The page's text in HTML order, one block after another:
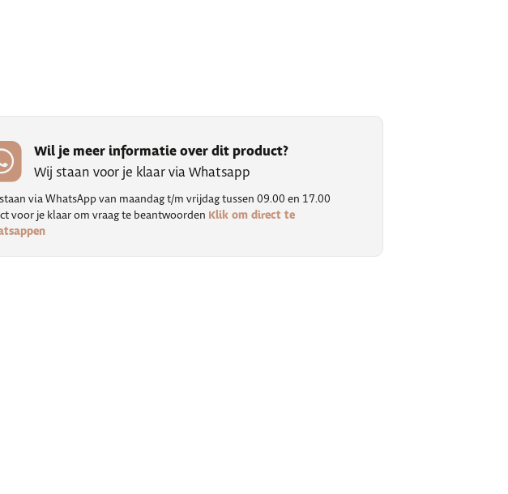
Wil je meer informatie over dit product?
Wij staan voor je klaar via Whatsapp
via WhatsApp van maandag t/m vrijdag tussen 09.00 en 17.00
voor je klaar om vraag te beantwoorden Klik om direct te